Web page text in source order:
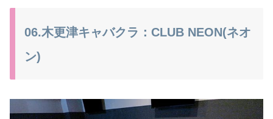
06.木更津キャバクラ：CLUB NEON(ネオ
ン)